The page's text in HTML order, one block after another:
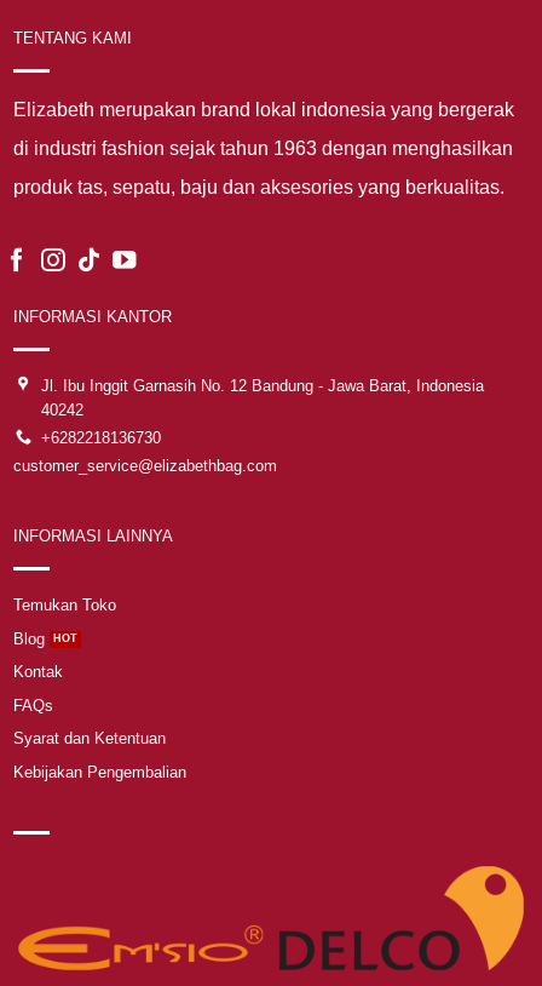
TENTANG KAMI
Elizabeth merupakan brand lokal indonesia yang bergerak
di industri fashion sejak tahun 1963 dengan menghasilkan
produk tas, sepatu, baju dan aksesories yang berkualitas.
INFORMASI KANTOR
Jl. Ibu Inggit Garnasih No. 12 Bandung - Jawa Barat, Indonesia
40242
+6282218136730
customer_service@elizabethbag.com
INFORMASI LAINNYA
Temukan Toko
Blog
Kontak
FAQs
Syarat dan Ketentuan
Kebijakan Pengembalian